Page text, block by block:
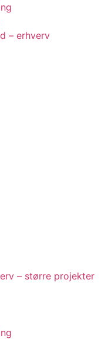
– erhverv
– større projekter